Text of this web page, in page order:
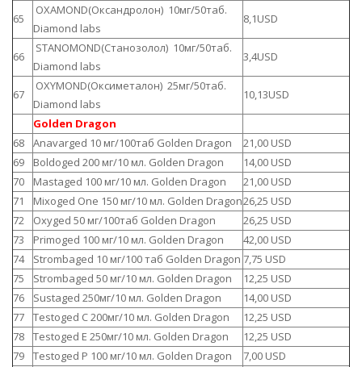
65
OXAMOND(Оксандролон) 10мг/50таб.
Diamond labs
8,1USD
66
STANOMOND(Станозолол) 10мг/50таб.
Diamond labs
3,4USD
67
OXYMOND(Оксиметалон) 25мг/50таб.
Diamond labs
10,13USD
Golden Dragon
68
Anavarged 10 мг/100таб Golden Dragon
21,00 USD
69
Boldoged 200 мг/10 мл. Golden Dragon
14,00 USD
70
Mastaged 100 мг/10 мл. Golden Dragon
21,00 USD
71
Mixoged One 150 мг/10 мл. Golden Dragon26,25 USD
72
Oxyged 50 мг/100таб Golden Dragon
26,25 USD
73
Primoged 100 мг/10 мл. Golden Dragon
42,00 USD
74
Strombaged 10 мг/100 таб Golden Dragon 7,75 USD
75
Strombaged 50 мг/10 мл. Golden Dragon
12,25 USD
76
Sustaged 250мг/10 мл. Golden Dragon
14,00 USD
77
Testoged C 200мг/10 мл. Golden Dragon
12,25 USD
78
Testoged E 250мг/10 мл. Golden Dragon
12,25 USD
79
Testoged P 100 мг/10 мл. Golden Dragon
7,00 USD